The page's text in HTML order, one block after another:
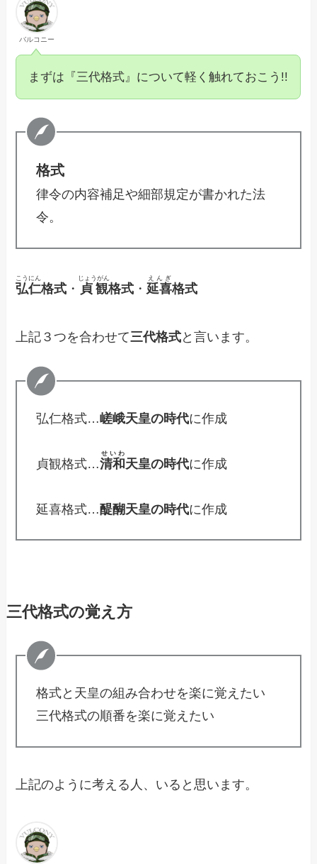
バルコニー
まずは『三代格式』について軽く触れておこう!!
格式
律令の内容補足や細部規定が書かれた法
令。
弘仁
こうにん
格式 ・ 貞観
じょうがん
格式 ・ 延喜
えんぎ
格式
上記３つを合わせて三代格式と言います。
弘仁格式…嵯峨天皇の時代に作成
貞観格式…清和
せいわ
天皇の時代に作成
延喜格式…醍醐天皇の時代に作成
三代格式の覚え方
格式と天皇の組み合わせを楽に覚えたい
三代格式の順番を楽に覚えたい
上記のように考える人、いると思います。